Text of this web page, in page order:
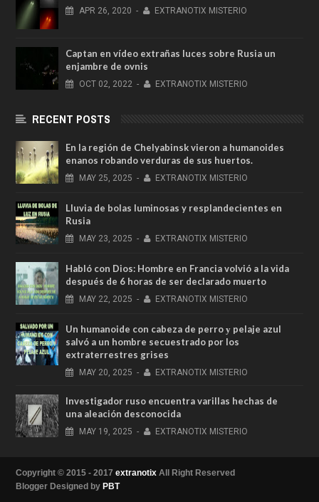
APR 26, 2020 - EXTRANOTIX MISTERIO
Captan en vídeo extrañas luces sobre Rusia un
enjambre de ovnis
OCT 02, 2022 - EXTRANOTIX MISTERIO
RECENT POSTS
En la región de Chelyabinsk vieron a humanoides
enanos robando verduras de sus huertos.
MAY 25, 2025 - EXTRANOTIX MISTERIO
Lluvia de bolas luminosas y resplandecientes en
Rusia
MAY 23, 2025 - EXTRANOTIX MISTERIO
Habló con Dios: Hombre en Francia volvió a la vida
después de 6 horas de ser declarado muerto
MAY 22, 2025 - EXTRANOTIX MISTERIO
Un humanoide con cabeza de perro у pelaje azul
salvó a un hombre secuestrado por los
extraterrestres grises
MAY 20, 2025 - EXTRANOTIX MISTERIO
Investigador ruso encuentra varillas hechas de
una aleación desconocida
MAY 19, 2025 - EXTRANOTIX MISTERIO
Copyright © 2015 - 2017 extranotix All Right Reserved
Blogger Designed by PBT